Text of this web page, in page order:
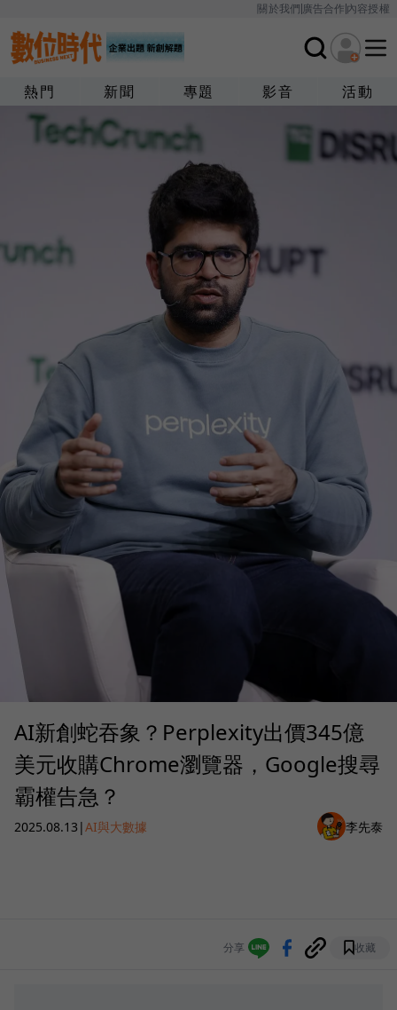
關於我們廣告合作內容授權
熱門 新聞 專題 影音 活動
AI新創蛇吞象？Perplexity出價345億
美元收購Chrome瀏覽器，Google搜尋
霸權告急？
2025.08.13 |AI與大數據 李先泰
分享 收藏